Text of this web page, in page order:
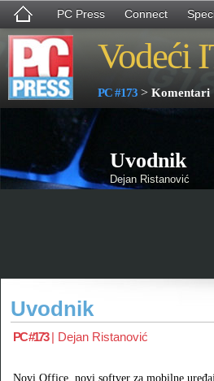
PC Press Connect
Vodeći
PC #173 > Komentari
Uvodnik
Dejan Ristanović
Uvodnik
PC #173| Dejan Ristanović
Novi Office, novi softver za mobilne